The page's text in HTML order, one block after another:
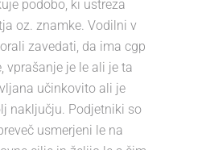
podobo, ki ustreza
oz. znamke. Vodilni v
zavedati, da ima cgp
vprašanje je le ali je ta
učinkovito ali je
naključju. Podjetniki so
usmerjeni le na